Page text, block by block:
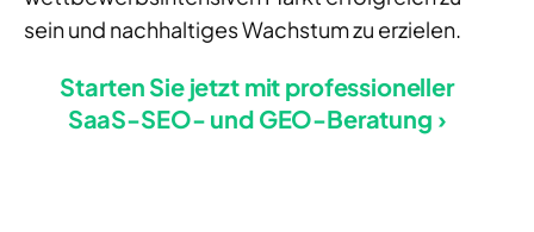
sein und nachhaltiges Wachstum zu erzielen.
Starten Sie jetzt mit professioneller
SaaS-SEO- und GEO-Beratung ›